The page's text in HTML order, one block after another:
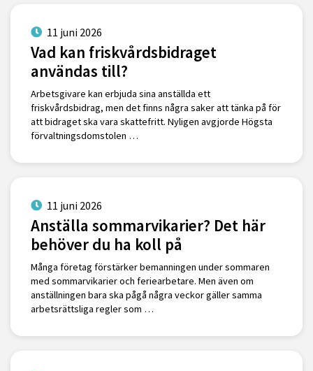
11 juni 2026
Vad kan friskvårdsbidraget
användas till?
Arbetsgivare kan erbjuda sina anställda ett
friskvårdsbidrag, men det finns några saker att tänka på för
att bidraget ska vara skattefritt. Nyligen avgjorde Högsta
förvaltningsdomstolen …
11 juni 2026
Anställa sommarvikarier? Det här
behöver du ha koll på
Många företag förstärker bemanningen under sommaren
med sommarvikarier och feriearbetare. Men även om
anställningen bara ska pågå några veckor gäller samma
arbetsrättsliga regler som …